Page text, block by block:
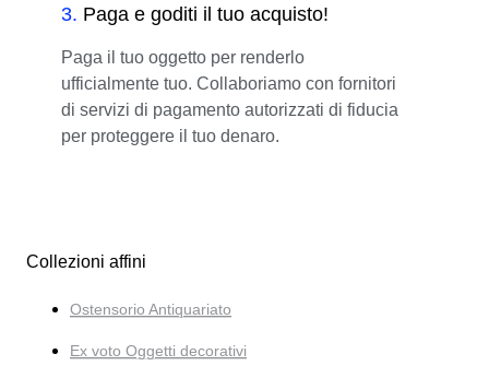
3. Paga e goditi il tuo acquisto!
Paga il tuo oggetto per renderlo
ufficialmente tuo. Collaboriamo con fornitori
di servizi di pagamento autorizzati di fiducia
per proteggere il tuo denaro.
Collezioni affini
Ostensorio Antiquariato
Ex voto Oggetti decorativi